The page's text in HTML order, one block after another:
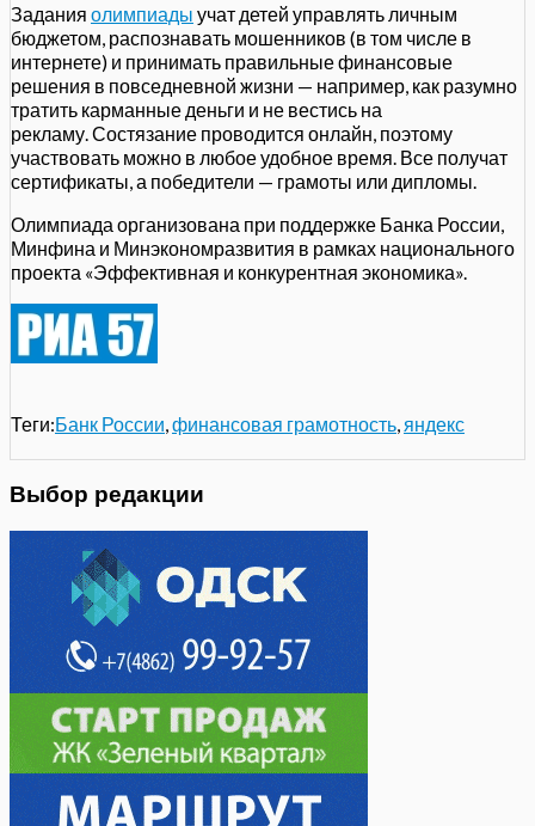
Задания олимпиады учат детей управлять личным
бюджетом, распознавать мошенников (в том числе в
интернете) и принимать правильные финансовые
решения в повседневной жизни — например, как разумно
тратить карманные деньги и не вестись на
рекламу. Состязание проводится онлайн, поэтому
участвовать можно в любое удобное время. Все получат
сертификаты, а победители — грамоты или дипломы.
Олимпиада организована при поддержке Банка России,
Минфина и Минэкономразвития в рамках национального
проекта «Эффективная и конкурентная экономика».
Теги:Банк России финансовая грамотность яндекс
Выбор редакции